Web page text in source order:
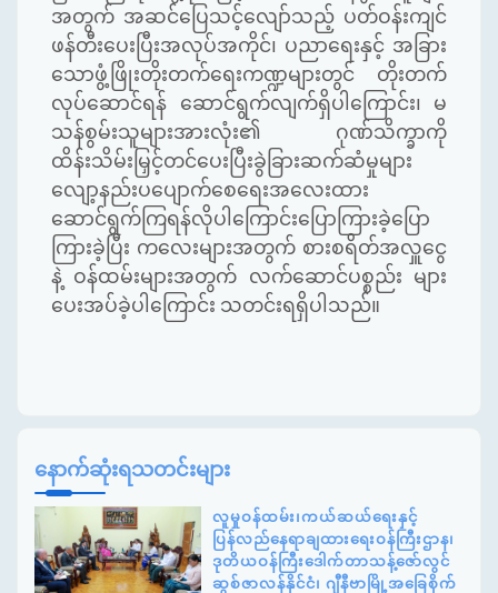
အတွက် အဆင်ပြေသင့်လျော်သည့် ပတ်ဝန်းကျင်
ဖန်တီးပေးပြီးအလုပ်အကိုင်၊ ပညာရေးနှင့် အခြား
သောဖွံ့ဖြိုးတိုးတက်ရေးကဏ္ဍများတွင် တိုးတက်
လုပ်ဆောင်ရန် ဆောင်ရွက်လျက်ရှိပါကြောင်း၊ မ
သန်စွမ်းသူများအားလုံး၏ ဂုဏ်သိက္ခာကို
ထိန်းသိမ်းမြှင့်တင်ပေးပြီးခွဲခြားဆက်ဆံမှုများ
လျော့နည်းပပျောက်စေရေးအလေးထား
ဆောင်ရွက်ကြရန်လိုပါကြောင်းပြောကြားခဲ့ပြော
ကြားခဲ့ပြီး ကလေးများအတွက် စားစရိတ်အလှူငွေ
နဲ့ ဝန်ထမ်းများအတွက် လက်ဆောင်ပစ္စည်း များ
ပေးအပ်ခဲ့ပါကြောင်း သတင်းရရှိပါသည်။
နောက်ဆုံးရသတင်းများ
လူမှုဝန်ထမ်း၊ကယ်ဆယ်ရေးနှင့်
ပြန်လည်နေရာချထားရေးဝန်ကြီးဌာန၊
ဒုတိယဝန်ကြီးဒေါက်တာသန့်ဇော်လွင်
ဆွစ်ဇာလန်နိုင်ငံ၊ ဂျီနီဗာမြို့အခြေစိုက်